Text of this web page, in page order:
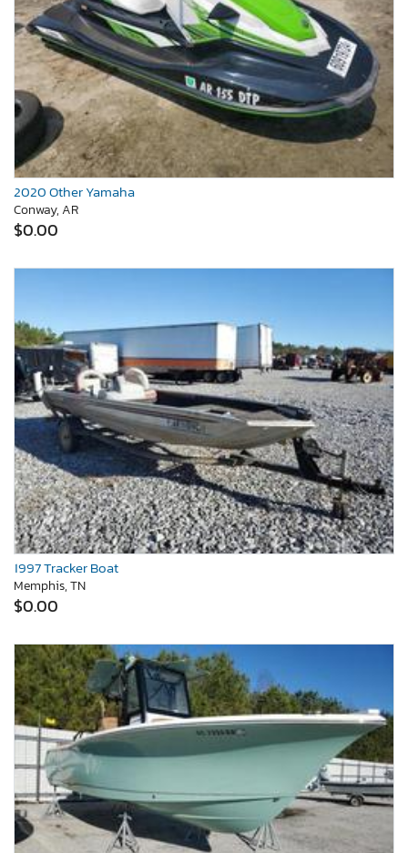
2020 Other Yamaha
Conway, AR
$0.00
1997 Tracker Boat
Memphis, TN
$0.00